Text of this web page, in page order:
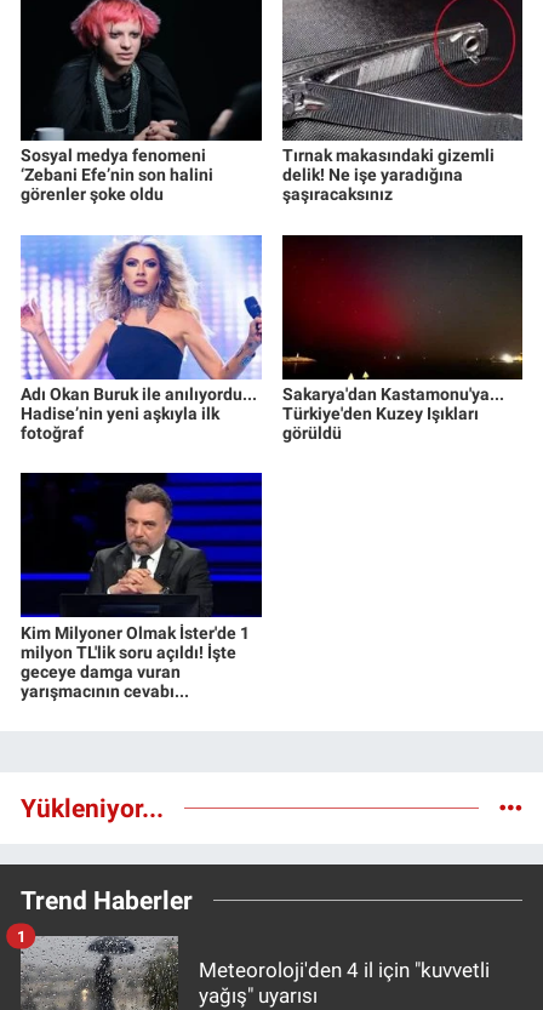
Sosyal medya fenomeni
‘Zebani Efe’nin son halini
görenler şoke oldu
Tırnak makasındaki gizemli
delik! Ne işe yaradığına
şaşıracaksınız
Adı Okan Buruk ile anılıyordu...
Hadise’nin yeni aşkıyla ilk
fotoğraf
Sakarya'dan Kastamonu'ya...
Türkiye'den Kuzey Işıkları
görüldü
Kim Milyoner Olmak İster'de 1
milyon TL'lik soru açıldı! İşte
geceye damga vuran
yarışmacının cevabı...
Yükleniyor...
Trend Haberler
Meteoroloji'den 4 il için "kuvvetli
yağış" uyarısı
1